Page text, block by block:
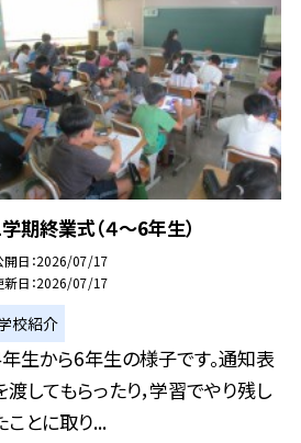
期終業式（４～6年生）
開日 2026/07/17
新日 2026/07/17
校紹介
生から6年生の様子です。通知表
渡してもらったり，学習でやり残し
ことに取り...